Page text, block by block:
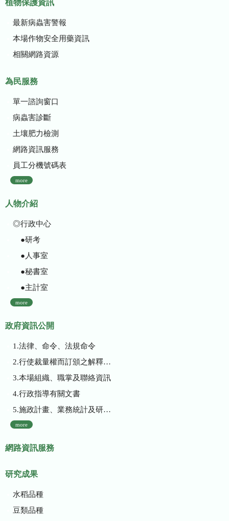
植物保護資訊
最新病蟲害警報
本場作物安全用藥資訊
相關網路資源
為民服務
單一諮詢窗口
病蟲害診斷
土壤肥力檢測
網路資訊服務
員工分機號碼表
more
人物介紹
◎行政中心
●研考
●人事室
●秘書室
●主計室
more
政府資訊公開
1.法律、命令、法規命令
2.行使裁量權而訂頒之解釋性規定及裁量基準
3.本場組織、職掌及聯絡資訊
4.行政指導有關文書
5.施政計畫、業務統計及研究報告
more
網路資訊服務
研究成果
水稻品種
豆類品種